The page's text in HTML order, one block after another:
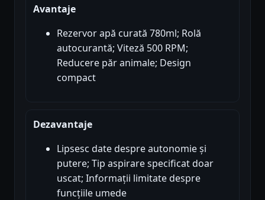
Avantaje
Rezervor apă curată 780ml; Rolă
autocurantă; Viteză 500 RPM;
Reducere păr animale; Design
compact
Dezavantaje
Lipsesc date despre autonomie și
putere; Tip aspirare specificat doar
uscat; Informații limitate despre
funcțiile umede